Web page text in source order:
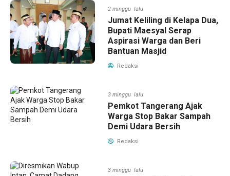
2 minggu lalu
Jumat Keliling di Kelapa Dua,
Bupati Maesyal Serap
Aspirasi Warga dan Beri
Bantuan Masjid
Redaksi
3 minggu lalu
Pemkot Tangerang Ajak
Warga Stop Bakar Sampah
Demi Udara Bersih
Redaksi
3 minggu lalu